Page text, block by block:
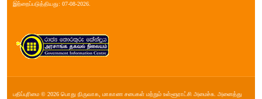
இற்றைப்படுத்தியது: 07-08-2026.
பதிப்புரிமை © 2026 பொது நிருவாக, மாகாண சபை௧ள் மற்றும் உள்ளூராட்சி அமைச்சு. அனைத்து